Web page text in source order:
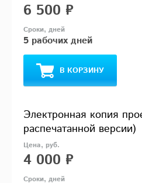
6 500 ₽
5 рабочих дней
В КОРЗИНУ
Электронная копия
распечатанной версии)
4 000 ₽